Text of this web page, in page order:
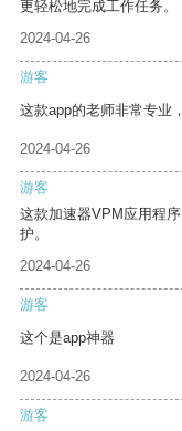
更轻松地完成工作任务。
2024-04-26
游客
这款app的老师非常专业
2024-04-26
游客
这款加速器VPM应用程
护。
2024-04-26
游客
这个是app神器
2024-04-26
游客